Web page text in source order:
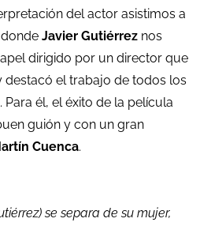
del actor asistimos a
Javier Gutiérrez nos
dirigido por un director que
el trabajo de todos los
él, el éxito de la película
guión y con un gran
Cuenca.
se separa de su mujer,